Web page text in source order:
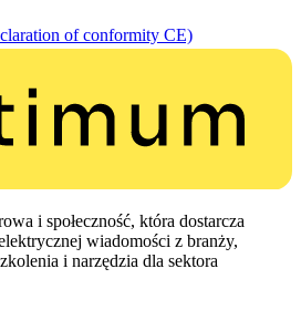
of conformity CE)
i społeczność, która dostarcza
wiadomości z branży,
i narzędzia dla sektora